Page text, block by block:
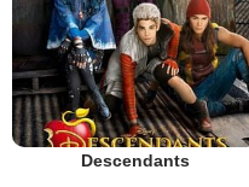
Descendants